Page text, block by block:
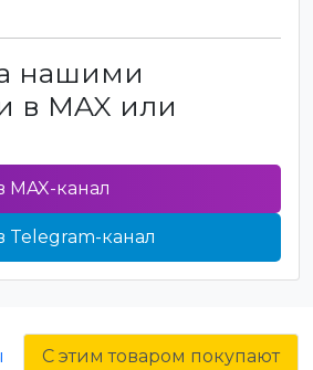
нашими
в MAX или
MAX-канал
Telegram-канал
С этим товаром покупают